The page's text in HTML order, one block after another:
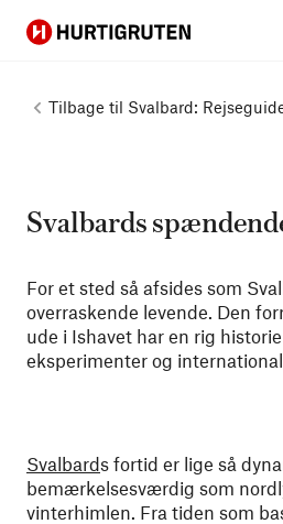
Hurtigruten
Tilbage til Svalbard:
Svalbards
For et sted så afsides som
overraskende levende. Den
ude i Ishavet har en rig
eksperimenter og
Svalbards fortid er lige så
bemærkelsesværdig som
vinterhimlen. Fra tiden som